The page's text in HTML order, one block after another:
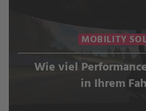
MOBILITY
Wie viel
in Ihrem